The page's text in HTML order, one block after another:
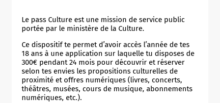
Le pass Culture est une mission de service public
portée par le ministère de la Culture.
Ce dispositif te permet d’avoir accès l’année de tes
18 ans à une application sur laquelle tu disposes de
300€ pendant 24 mois pour découvrir et réserver
selon tes envies les propositions culturelles de
proximité et offres numériques (livres, concerts,
théâtres, musées, cours de musique, abonnements
numériques, etc.).